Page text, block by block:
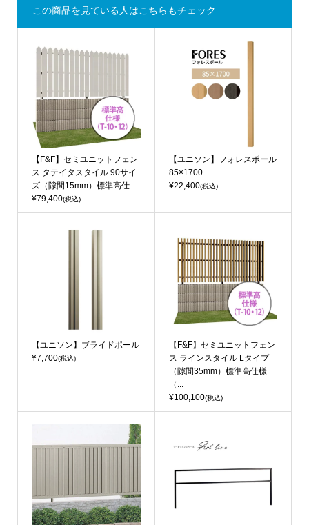
この商品を見ている人はこちらもチェック
【F&F】セミユニットフェン
ス タテイタスタイル 90サイ
ズ（隙間15mm）標準高仕...
¥79,400(税込)
【ユニソン】フォレスポール
85×1700
¥22,400(税込)
【ユニソン】ブライドポール
¥7,700(税込)
【F&F】セミユニットフェン
ス ラインスタイル Lタイプ
（隙間35mm）標準高仕様
（...
¥100,100(税込)